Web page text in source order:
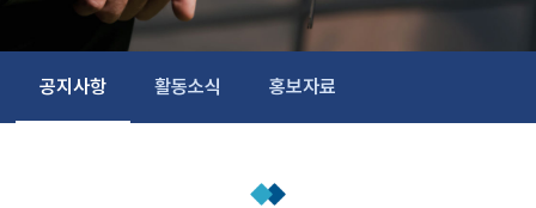
공지사항 활동소식 홍보자료